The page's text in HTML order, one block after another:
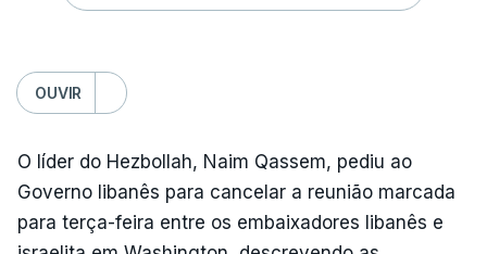
OUVIR
O líder do Hezbollah, Naim Qassem, pediu ao
Governo libanês para cancelar a reunião marcada
para terça-feira entre os embaixadores libanês e